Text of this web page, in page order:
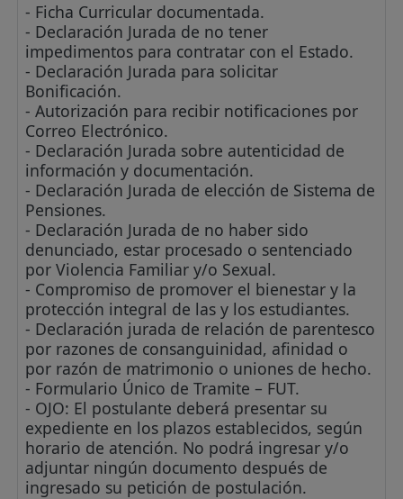
- Ficha Curricular documentada.
- Declaración Jurada de no tener
impedimentos para contratar con el Estado.
- Declaración Jurada para solicitar
Bonificación.
- Autorización para recibir notificaciones por
Correo Electrónico.
- Declaración Jurada sobre autenticidad de
información y documentación.
- Declaración Jurada de elección de Sistema de
Pensiones.
- Declaración Jurada de no haber sido
denunciado, estar procesado o sentenciado
por Violencia Familiar y/o Sexual.
- Compromiso de promover el bienestar y la
protección integral de las y los estudiantes.
- Declaración jurada de relación de parentesco
por razones de consanguinidad, afinidad o
por razón de matrimonio o uniones de hecho.
- Formulario Único de Tramite – FUT.
- OJO: El postulante deberá presentar su
expediente en los plazos establecidos, según
horario de atención. No podrá ingresar y/o
adjuntar ningún documento después de
ingresado su petición de postulación.